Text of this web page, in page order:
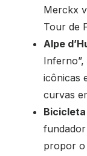
Merckx
Tour de
Alpe
Inferno”,
icônicas
curvas
propor o